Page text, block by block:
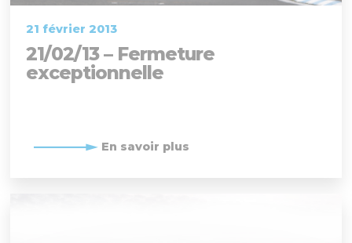
21 février 2013
21/02/13 – Fermeture
exceptionnelle
En savoir plus